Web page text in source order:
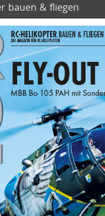
bauen & fliegen